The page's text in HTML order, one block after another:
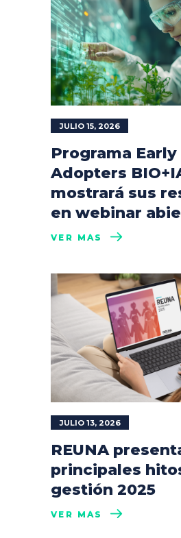
JULIO 15, 2026
Programa Early
Adopters
mostrará sus
en webinar
VER MÁS
JULIO 13, 2026
REUNA
principales
gestión 2025
VER MÁS